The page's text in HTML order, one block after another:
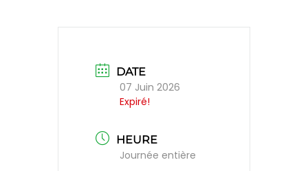
DATE
07 Juin 2026
Expiré!
HEURE
Journée entière